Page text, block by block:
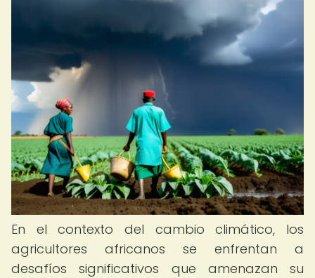
En el contexto del cambio climático, los
agricultores africanos se enfrentan a
desafíos significativos que amenazan su